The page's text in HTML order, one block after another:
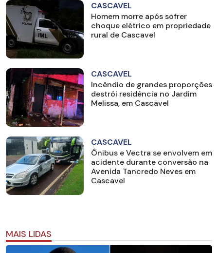
CASCAVEL
Homem morre após sofrer
choque elétrico em propriedade
rural de Cascavel
CASCAVEL
Incêndio de grandes proporções
destrói residência no Jardim
Melissa, em Cascavel
CASCAVEL
Ônibus e Vectra se envolvem em
acidente durante conversão na
Avenida Tancredo Neves em
Cascavel
MAIS LIDAS